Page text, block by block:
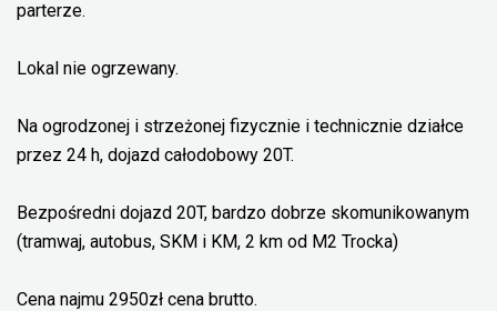
parterze.
Lokal nie ogrzewany.
Na ogrodzonej i strzeżonej fizycznie i technicznie działce
przez 24 h, dojazd całodobowy 20T.
Bezpośredni dojazd 20T, bardzo dobrze skomunikowanym
(tramwaj, autobus, SKM i KM, 2 km od M2 Trocka)
Cena najmu 2950zł cena brutto.